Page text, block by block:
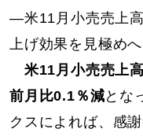
―米11月小売売上
上げ効果を見極めへ
米11月小売売上
前月比0.1％減とな
クスによれば、感